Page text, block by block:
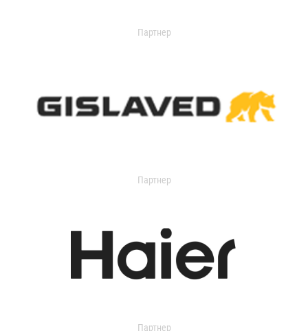
Партнер
Партнер
Партнер